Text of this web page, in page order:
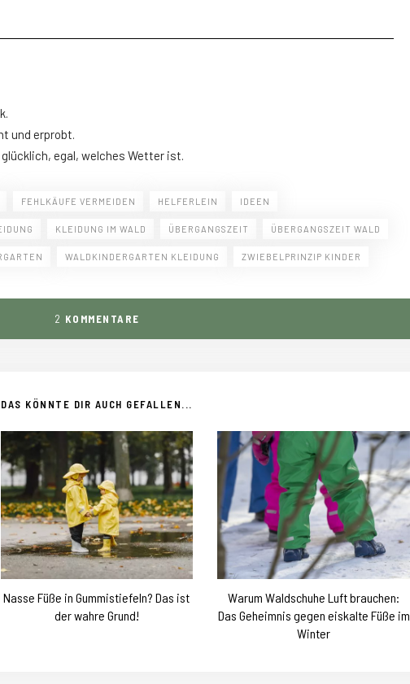
und erprobt.
egal, welches Wetter ist.
FEHLKÄUFE VERMEIDEN HELFERLEIN IDEEN
KLEIDUNG IM WALD ÜBERGANGSZEIT ÜBERGANGSZEIT WALD
WALDKINDERGARTEN KLEIDUNG ZWIEBELPRINZIP KINDER
2 KOMMENTARE
DAS KÖNNTE DIR AUCH GEFALLEN...
Nasse Füße in Gummistiefeln? Das ist
der wahre Grund!
Warum Waldschuhe Luft brauchen:
Das Geheimnis gegen eiskalte Füße im
Winter